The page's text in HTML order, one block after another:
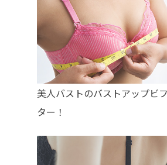
美人バストのバストアップビ
ター！